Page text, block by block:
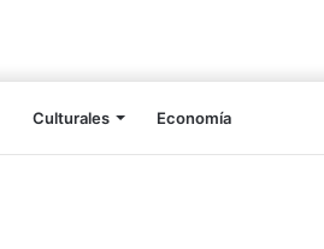
Culturales Economía